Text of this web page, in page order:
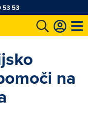
53 53
na